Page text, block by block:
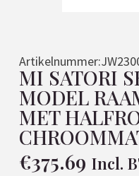
Artikelnummer:
MI SATORI
MODEL
MET
€375.69 Incl.